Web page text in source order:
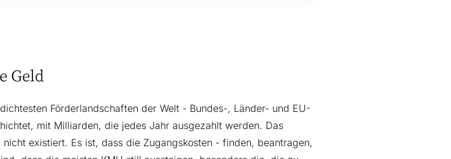
Geld
Förderlandschaften der Welt - Bundes-, Länder- und EU-
mit Milliarden, die jedes Jahr ausgezahlt werden. Das
existiert. Es ist, dass die Zugangskosten - finden, beantragen,